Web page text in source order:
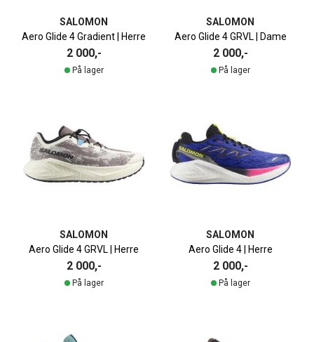
SALOMON
Aero Glide 4 Gradient | Herre
2 000,-
På lager
SALOMON
Aero Glide 4 GRVL | Dame
2 000,-
På lager
SALOMON
Aero Glide 4 GRVL | Herre
2 000,-
På lager
SALOMON
Aero Glide 4 | Herre
2 000,-
På lager